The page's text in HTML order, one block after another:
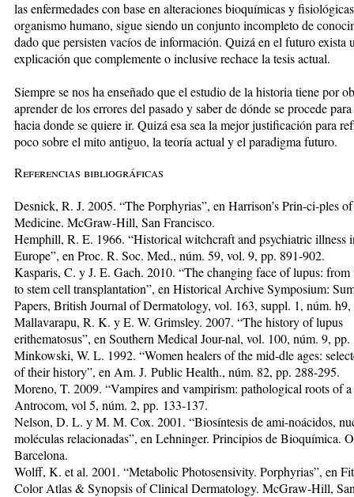
las enfermedades con base en alteraciones bioquímicas y
organismo humano, sigue siendo un conjunto incompleto de
dado que persisten vacíos de información. Quizá en el futuro exista
explicación que complemente o inclusive rechace la tesis actual.
Siempre se nos ha enseñado que el estudio de la historia tiene por
aprender de los errores del pasado y saber de dónde se procede
hacia donde se quiere ir. Quizá esa sea la mejor justificación para
poco sobre el mito antiguo, la teoría actual y el paradigma futuro.
Referencias bibliográficas
Desnick, R. J. 2005. “The Porphyrias”, en Harrison’s Prin-ci-ples
Medicine. McGraw-Hill, San Francisco.
Hemphill, R. E. 1966. “Historical witchcraft and psychiatric illness
Europe”, en Proc. R. Soc. Med., núm. 59, vol. 9, pp. 891-902.
Kasparis, C. y J. E. Gach. 2010. “The changing face of lupus:
to stem cell transplantation”, en Historical Archive Symposium:
Papers, British Journal of Dermatology, vol. 163, suppl. 1, núm.
Mallavarapu, R. K. y E. W. Grimsley. 2007. “The history of lupus
erithematosus”, en Southern Medical Jour-nal, vol. 100, núm. 9,
Minkowski, W. L. 1992. “Women healers of the mid-dle ages:
of their history”, en Am. J. Public Health., núm. 82, pp. 288-295.
Moreno, T. 2009. “Vampires and vampirism: pathological roots of
Antrocom, vol 5, núm. 2, pp. 133-137.
Nelson, D. L. y M. M. Cox. 2001. “Biosíntesis de ami-noácidos,
moléculas relacionadas”, en Lehninger. Principios de Bioquímica.
Barcelona.
Wolff, K. et al. 2001. “Metabolic Photosensivity. Porphyrias”, en
Color Atlas & Synopsis of Clinical Dermatology. McGraw-Hill,